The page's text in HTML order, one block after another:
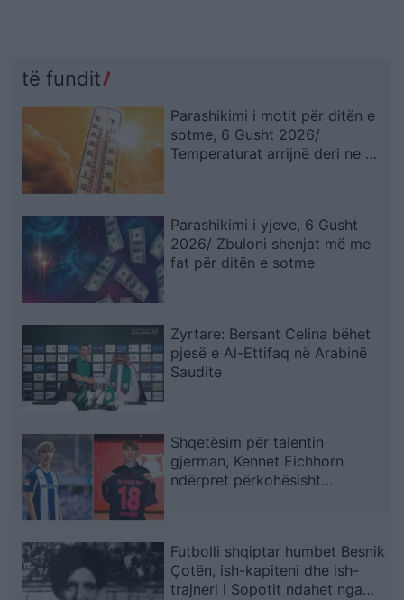
të fundit
Parashikimi i motit për ditën e
sotme, 6 Gusht 2026/
Temperaturat arrijnë deri ne 38
Parashikimi i yjeve, 6 Gusht
2026/ Zbuloni shenjat më me
fat për ditën e sotme
Zyrtare: Bersant Celina bëhet
pjesë e Al-Ettifaq në Arabinë
Saudite
Shqetësim për talentin
gjerman, Kennet Eichhorn
ndërpret përkohësisht
Futbolli shqiptar humbet Besnik
Çotën, ish-kapiteni dhe ish-
trajneri i Sopotit ndahet nga